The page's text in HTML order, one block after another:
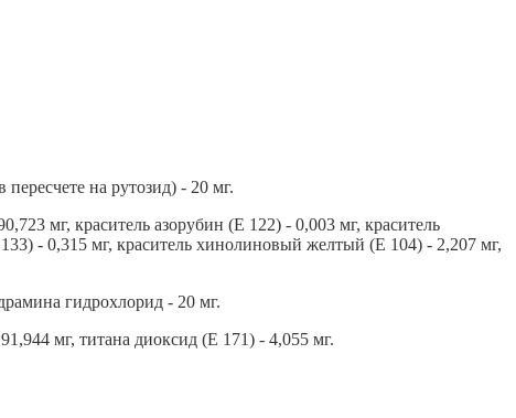
на рутозид) - 20 мг.
мг, краситель азорубин (Е 122) - 0,003 мг, краситель
- 0,315 мг, краситель хинолиновый желтый (Е 104) - 2,207 мг,
гидрохлорид - 20 мг.
мг, титана диоксид (Е 171) - 4,055 мг.